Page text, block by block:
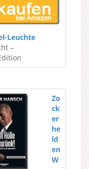
Leuchte
–
Zo
ck
er
he
ld
en
W